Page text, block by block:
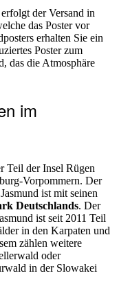
der Versand in
das Poster vor
erhalten Sie ein
Poster zum
das die Atmosphäre
im
Teil der Insel Rügen
Vorpommern. Der
ist mit seinen
Deutschlands. Der
ist seit 2011 Teil
in den Karpaten und
zählen weitere
oder
in der Slowakei